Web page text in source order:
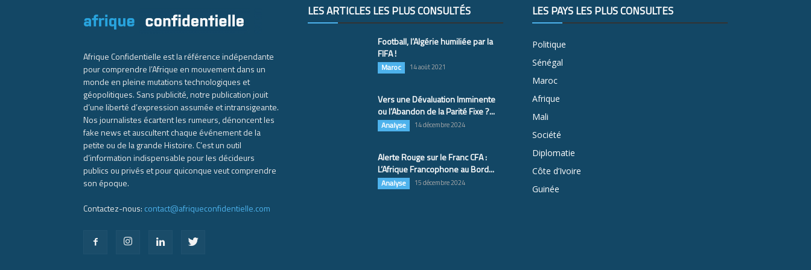
Afrique Confidentielle est la référence indépendante
pour comprendre l’Afrique en mouvement dans un
monde en pleine mutations technologiques et
géopolitiques. Sans publicité, notre publication jouit
d’une liberté d’expression assumée et intransigeante.
Nos journalistes écartent les rumeurs, dénoncent les
fake news et auscultent chaque événement de la
petite ou de la grande Histoire. C’est un outil
d’information indispensable pour les décideurs
publics ou privés et pour quiconque veut comprendre
son époque.
Contactez-nous: contact@afriqueconfidentielle.com
LES ARTICLES LES PLUS CONSULTÉS
Football, l’Algérie humiliée par la
FIFA !
Maroc 14 août 2021
Vers une Dévaluation Imminente
ou l’Abandon de la Parité Fixe ?...
Analyse 14 décembre 2024
Alerte Rouge sur le Franc CFA :
L’Afrique Francophone au Bord...
Analyse 15 décembre 2024
LES PAYS LES PLUS CONSULTÉS
Politique
Sénégal
Maroc
Afrique
Mali
Société
Diplomatie
Côte d’Ivoire
Guinée